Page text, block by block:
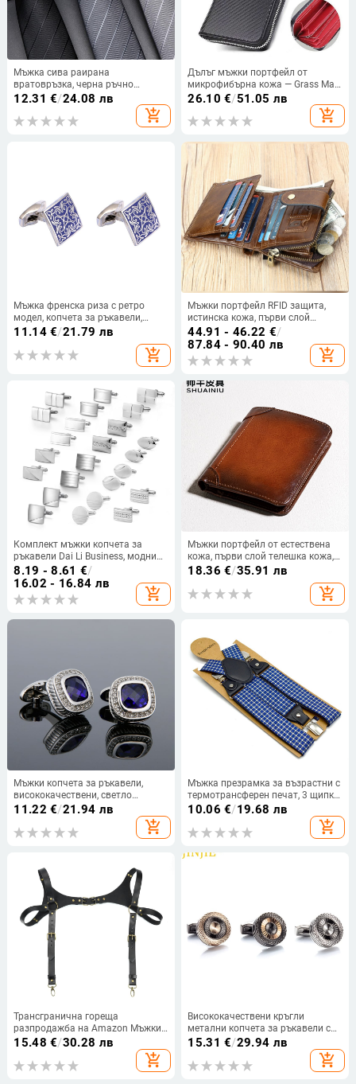
Мъжка сива раирана
вратовръзка, черна ръчно
връзвана вратовръзка за работа,
бизнес официално облекло,
джентълменска сватба,
12.31 €/24.08 лв
add_shopping_cart
Дълъг мъжки портфейл от
микрофибърна кожа — Grass Mat
модел, градски стил, подплата от
26.10 €/51.05 лв
add_shopping_cart
Мъжка френска риза с ретро
модел, копчета за ръкавели,
гореща разпродажба, копчета за
11.14€/21.79 лв
add_shopping_cart
Мъжки портфейл RFID защита,
истинска кожа, първи слой
телешка кожа, устойчива на
износване, подплата полиестер-
памук
44.91 - 46.22 €/
87.84 - 90.40 лв
add_shopping_cart
Комплект мъжки копчета за
ръкавели Dai Li Business, модни
сребърни маншети, обикновени
маншети, нокти за костюм, риза,
маншети, нокти за катарама,
аксесоари
8.19 - 8.61 €/
16.02 - 16.84 лв
add_shopping_cart
Мъжки портфейл от естествена
кожа, първи слой телешка кожа,
компактен трипореден дизайн с
джобове за карти, подплата от
полиестер
18.36 €/35.91 лв
add_shopping_cart
Мъжки копчета за ръкавели,
висококачествени, светло
луксозни, сини, с циркон,
кристали, квадратни, сребърни,
на склад, бижута, 1 чифт, на едро
11.22 €/21.94 лв
add_shopping_cart
Мъжка презрамка за възрастни с
термотрансферен печат, 3 щипки,
дълга, превъзходна, презрамка
за риза 3,5 см, модна, ежедневна
10.06 €/19.68 лв
add_shopping_cart
Трансгранична гореща
разпродажба на Amazon Мъжки
кожен колан за задържане
Декоративен колан за гърди
Британски ежедневен колан за
15.48 €/30.28 лв
add_shopping_cart
Висококачествени кръгли
метални копчета за ръкавели с
двойно позлатено покритие на
едро, мъжки позлатени френски
копчета за ръкавели
15.31 €/29.94 лв
add_shopping_cart